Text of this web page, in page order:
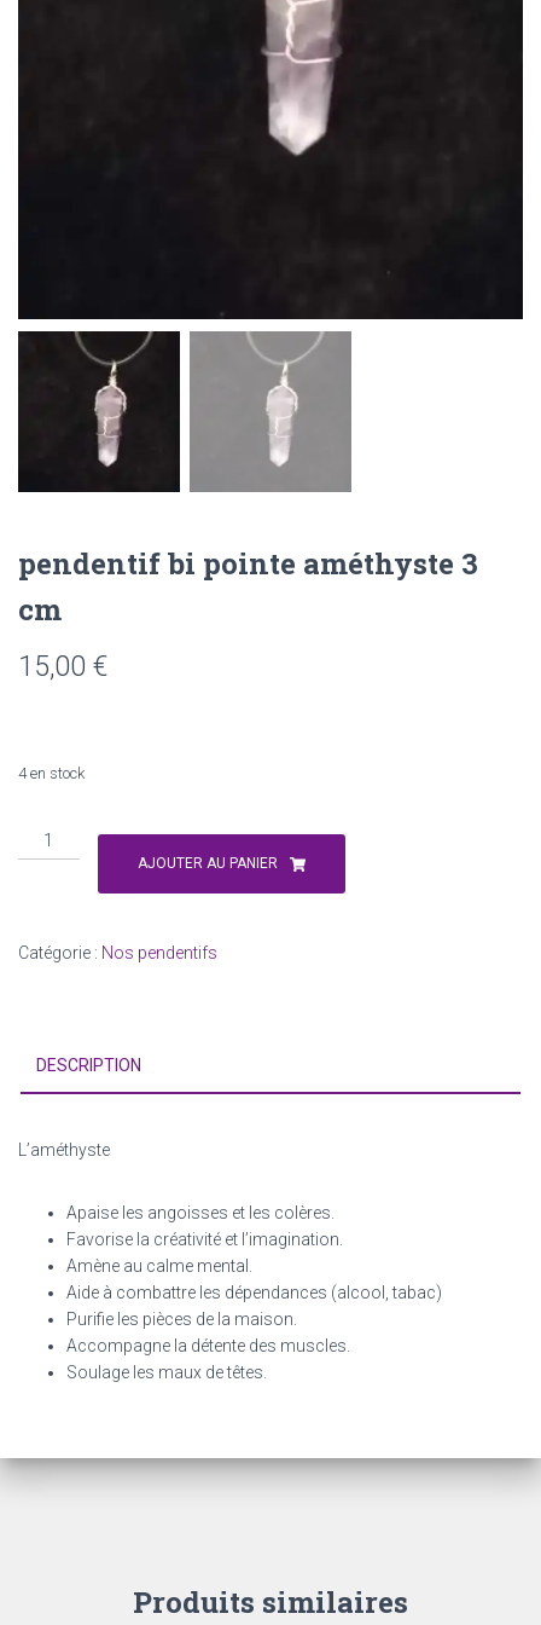
pendentif bi pointe améthyste 3
cm
15,00 €
de
quantité
de
4 en stock
quantité
de
pointe
améthyste
AJOUTER AU PANIER
Catégorie : Nos pendentifs
DESCRIPTION
L’améthyste
Apaise les angoisses et les colères.
Favorise la créativité et l’imagination.
Amène au calme mental.
Aide à combattre les dépendances (alcool, tabac)
Purifie les pièces de la maison.
Accompagne la détente des muscles.
Soulage les maux de têtes.
Produits similaires